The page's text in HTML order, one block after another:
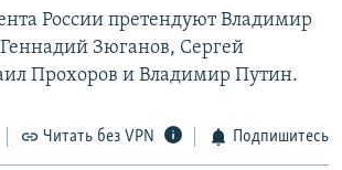
России претендуют Владимир
Зюганов, Сергей
Прохоров и Владимир Путин.
Читать без VPN Подпишитесь